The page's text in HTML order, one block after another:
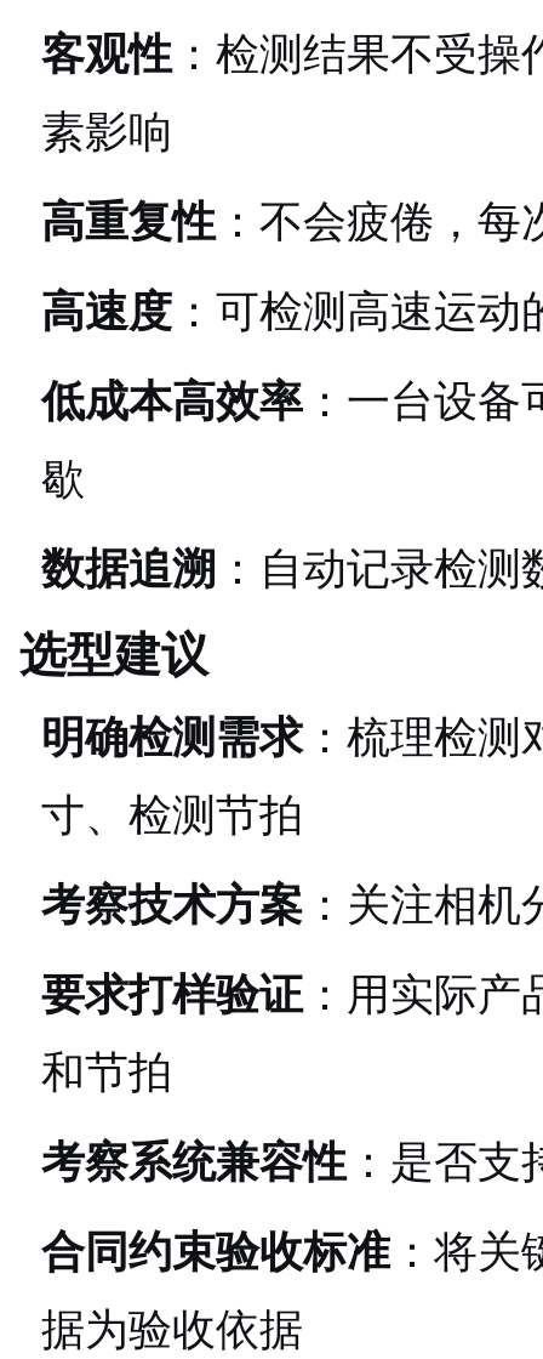
客观性：检测结果不受操
素影响
高重复性：不会疲倦，每
高速度 ：可检测高速运
低成本高效率 ：一台设
歇
数据追溯 ：自动记录检
选型建议
明确检测需求：梳理检测
寸、检测节拍
考察技术方案 ：关注相
要求打样验证：用实际产
和节拍
考察系统兼容性：是否支
合同约束验收标准：将关
据为验收依据